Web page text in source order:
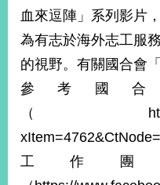
血來逗陣」系列影片
為有志於海外志工服
的視野。有關國合會
參考國
（http://
工作團